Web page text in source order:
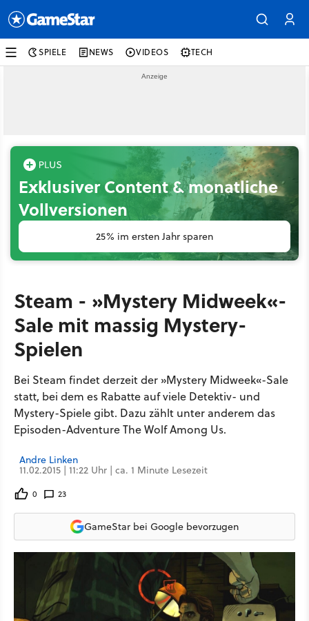
SPIELE NEWS VIDEOS TECH
Exklusiver Content & monatliche
Vollversionen
25% im ersten Jahr sparen
Steam - »Mystery Midweek«-
Sale mit massig Mystery-
Spielen
Bei Steam findet derzeit der »Mystery Midweek«-Sale
statt, bei dem es Rabatte auf viele Detektiv- und
Mystery-Spiele gibt. Dazu zählt unter anderem das
Episoden-Adventure The Wolf Among Us.
Andre Linken
11.02.2015 | 11:22 Uhr | ca. 1 Minute Lesezeit
0 23
GameStar bei Google bevorzugen